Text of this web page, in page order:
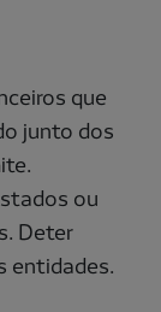
que
junto dos
ou
Deter
entidades.